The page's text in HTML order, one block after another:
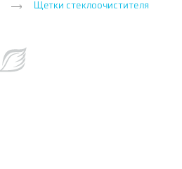
Щетки стеклоочистителя